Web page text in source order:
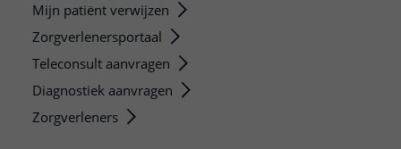
Mijn patiënt verwijzen
Zorgverlenersportaal
Teleconsult aanvragen
Diagnostiek aanvragen
Zorgverleners